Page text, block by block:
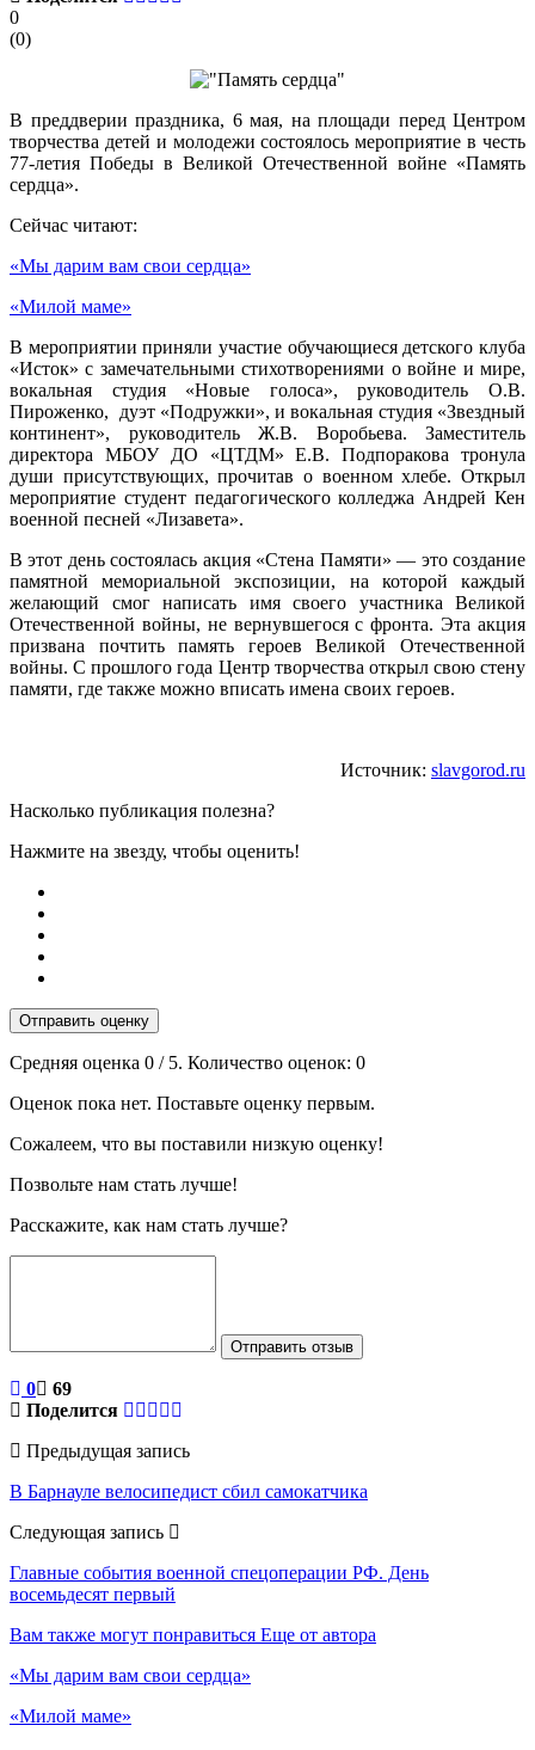
0
(0)
В преддверии праздника, 6 мая, на площади перед Центром
творчества детей и молодежи состоялось мероприятие в честь
77-летия Победы в Великой Отечественной войне «Память
сердца».
Сейчас читают:
«Мы дарим вам свои сердца»
«Милой маме»
В мероприятии приняли участие обучающиеся детского клуба
«Исток» с замечательными стихотворениями о войне и мире,
вокальная студия «Новые голоса», руководитель О.В.
Пироженко, дуэт «Подружки», и вокальная студия «Звездный
континент», руководитель Ж.В. Воробьева. Заместитель
директора МБОУ ДО «ЦТДМ» Е.В. Подпоракова тронула
души присутствующих, прочитав о военном хлебе. Открыл
мероприятие студент педагогического колледжа Андрей Кен
военной песней «Лизавета».
В этот день состоялась акция «Стена Памяти» — это создание
памятной мемориальной экспозиции, на которой каждый
желающий смог написать имя своего участника Великой
Отечественной войны, не вернувшегося с фронта. Эта акция
призвана почтить память героев Великой Отечественной
войны. С прошлого года Центр творчества открыл свою стену
памяти, где также можно вписать имена своих героев.
Источник: slavgorod.ru
Насколько публикация полезна?
Нажмите на звезду, чтобы оценить!
Отправить оценку
Средняя оценка 0 / 5. Количество оценок: 0
Оценок пока нет. Поставьте оценку первым.
Сожалеем, что вы поставили низкую оценку!
Позвольте нам стать лучше!
Расскажите, как нам стать лучше?
Отправить отзыв
0
69
Поделится
Предыдущая запись
В Барнауле велосипедист сбил самокатчика
Следующая запись
Главные события военной спецоперации РФ. День
восемьдесят первый
Вам также могут понравиться Еще от автора
«Мы дарим вам свои сердца»
«Милой маме»